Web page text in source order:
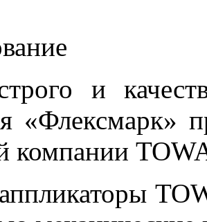
и
«Флексмарк»
компании